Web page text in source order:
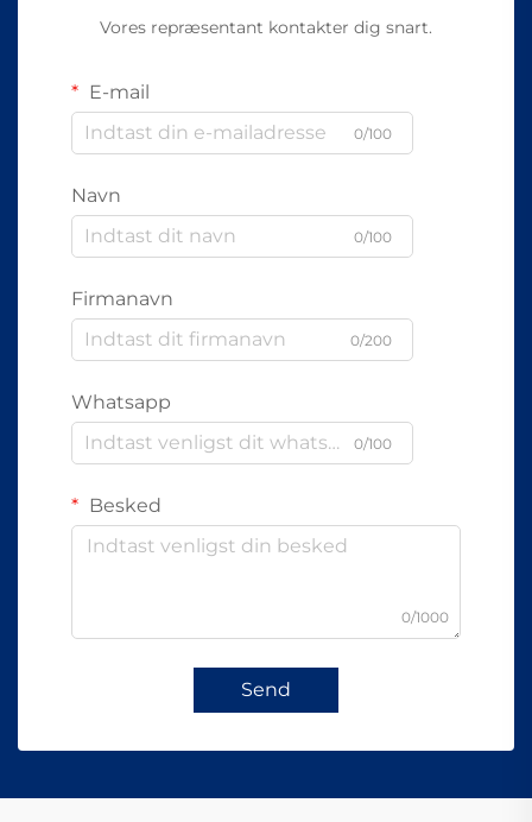
Vores repræsentant kontakter dig snart.
E-mail
0/100
Navn
0/100
Firmanavn
0/200
Whatsapp
0/100
Besked
0/1000
Send